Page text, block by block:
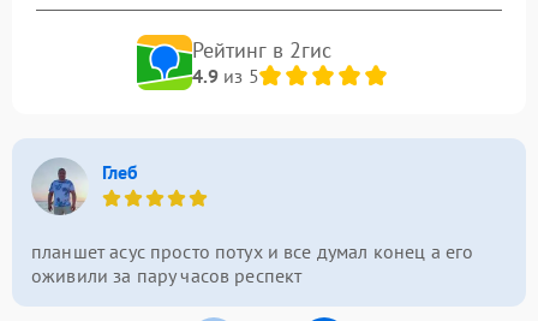
Рейтинг в 2гис
4.9из 5
Глеб
планшет асус просто потух и все думал конец а его
оживили за пару часов респект